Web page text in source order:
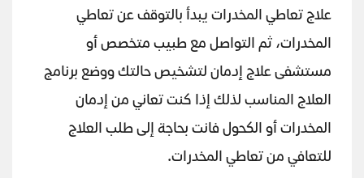
علاج تعاطي المخدرات يبدأ بالتوقف عن تعاطي
المخدرات، ثم التواصل مع طبيب متخصص أو
مستشفى علاج إدمان لتشخيص حالتك ووضع برنامج
العلاج المناسب لذلك إذا كنت تعاني من إدمان
المخدرات أو الكحول فانت بحاجة إلى طلب العلاج
للتعافي من تعاطي المخدرات.